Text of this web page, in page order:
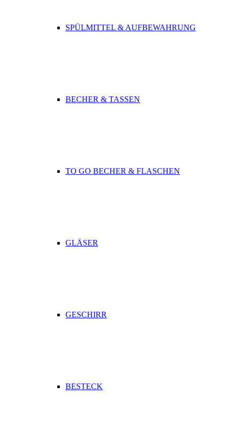
SPÜLMITTEL & AUFBEWAHRUNG
BECHER & TASSEN
TO GO BECHER & FLASCHEN
GLÄSER
GESCHIRR
BESTECK